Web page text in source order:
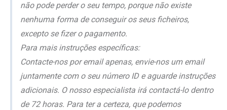
não pode perder o seu tempo, porque não existe
nenhuma forma de conseguir os seus ficheiros,
excepto se fizer o pagamento.
Para mais instruções específicas:
Contacte-nos por email apenas, envie-nos um email
juntamente com o seu número ID e aguarde instruções
adicionais. O nosso especialista irá contactá-lo dentro
de 72 horas. Para ter a certeza, que podemos